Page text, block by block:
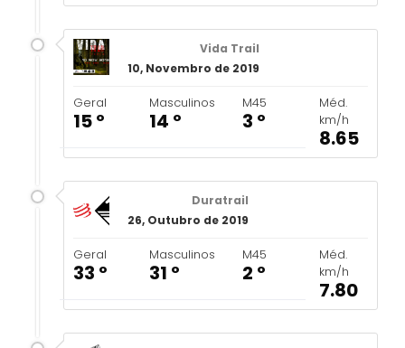
Vida Trail
10, Novembro de 2019
Geral
15 º
Masculinos
14 º
M45
3 º
Méd.
km/h
8.65
Duratrail
26, Outubro de 2019
Geral
33 º
Masculinos
31 º
M45
2 º
Méd.
km/h
7.80